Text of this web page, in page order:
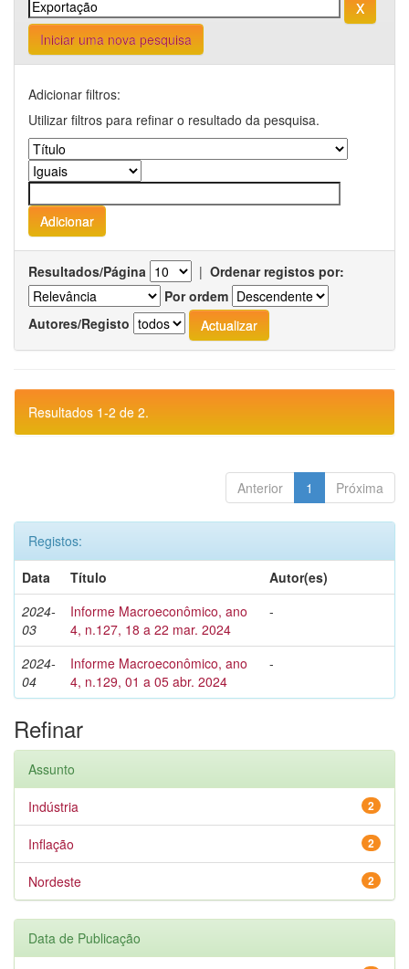
Iniciar uma nova pesquisa
Adicionar filtros:
Utilizar filtros para refinar o resultado da pesquisa.
Resultados/Página | Ordenar registos por:
Por ordem
Autores/Registo
Resultados 1-2 de 2.
Anterior 1 Próxima
Registos:
Data
Título
Autor(es)
2024-
03
Informe Macroeconômico, ano
4, n.127, 18 a 22 mar. 2024
-
2024-
04
Informe Macroeconômico, ano
4, n.129, 01 a 05 abr. 2024
-
Refinar
Assunto
2
Indústria
2
Inflação
2
Nordeste
Data de Publicação